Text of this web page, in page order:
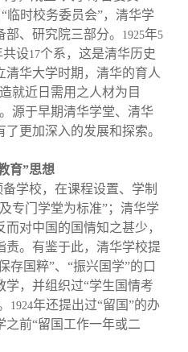
临时校务委员会”，清华学
、研究院三部分。
1925年5
共设17个系，这是清华历史
清华大学时期，清华的育人
就近日需用之人材为目
源于早期清华学堂、清华
更加深入的发展和探索。
育”思想
学校，在课程设置、学制
专门学堂为标准”；清华学
对中国的国情知之甚少，
责。有鉴于此，清华学校提
存国粹”、“振兴国学”的口
学，并组织过“学生国情考
1924年还提出过“留国”的办
之前“留国工作一年或二